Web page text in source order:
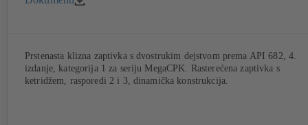
Prstenasta klizna zaptivka s dvostrukim dejstvom prema API 682, 4.
izdanje, kategorija 1 za seriju MegaCPK. Rasterećena zaptivka s
ketridžem, rasporedi 2 i 3, dinamička konstrukcija.